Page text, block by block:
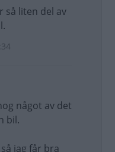
så liten del av
något av det
bil.
jag får bra